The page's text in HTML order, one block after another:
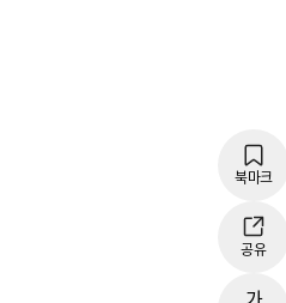
북마크
공유